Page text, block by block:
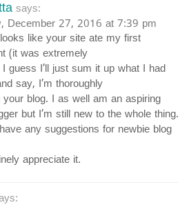
says:
December 27, 2016 at 7:39 pm
like your site ate my first
(it was extremely
guess I’ll just sum it up what I had
say, I’m thoroughly
your blog. I as well am an aspiring
but I’m still new to the whole thing.
any suggestions for newbie blog
appreciate it.